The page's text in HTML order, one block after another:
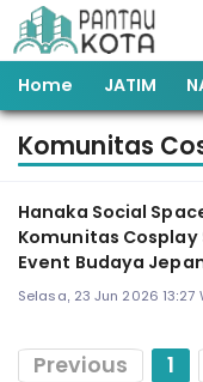
Home JATIM
Komunitas
Hanaka Social
Komunitas Cosplay
Event Budaya
Selasa, 23 Jun 2026 13:27
Previous 1